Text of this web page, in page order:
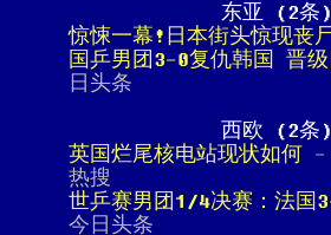
东亚 (2条)
惊悚一幕!日本街头惊现丧
国乒男团3-0复仇韩国 晋
日头条
西欧 (2条)
英国烂尾核电站现状如何 -
热搜
世乒赛男团1/4决赛：法国
今日头条